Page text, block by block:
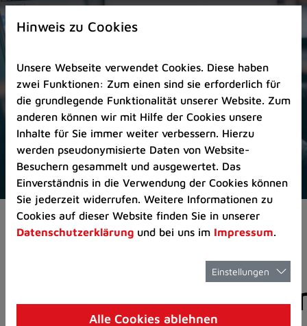
Zur
Startseite
Zum
Seitenanfang
springen
(Schnelltaste
A)
Zur
Navigation/Menü
springen
(Schnelltaste
M)
Zur
8)
Aktuelles Pressemitteilungen
Hinweis zu Cookies
Unsere Webseite verwendet Cookies. Diese haben
zwei Funktionen: Zum einen sind sie erforderlich für
die grundlegende Funktionalität unserer Website. Zum
anderen können wir mit Hilfe der Cookies unsere
Inhalte für Sie immer weiter verbessern. Hierzu
werden pseudonymisierte Daten von Website-
Besuchern gesammelt und ausgewertet. Das
Einverständnis in die Verwendung der Cookies können
Sie jederzeit widerrufen. Weitere Informationen zu
Cookies auf dieser Website finden Sie in unserer
Datenschutzerklärung und bei uns im Impressum.
Einstellungen
Alle Cookies ablehnen